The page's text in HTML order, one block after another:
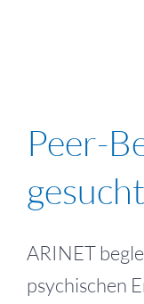
Peer-
gesucht
ARINET
psychischen